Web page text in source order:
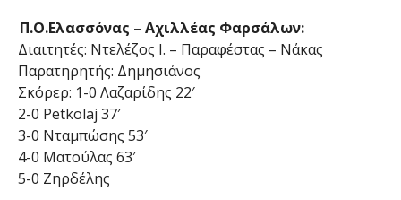
Π.Ο.Ελασσόνας – Αχιλλέας Φαρσάλων:
Διαιτητές: Ντελέζος Ι. – Παραφέστας – Νάκας
Παρατηρητής: Δημησιάνος
Σκόρερ: 1-0 Λαζαρίδης 22′
2-0 Petkolaj 37′
3-0 Νταμπώσης 53′
4-0 Ματούλας 63′
5-0 Ζηρδέλης